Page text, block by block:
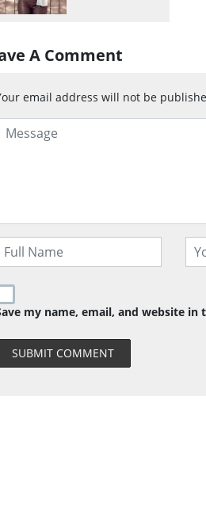
A Comment
email address will not be
my name, email, and website